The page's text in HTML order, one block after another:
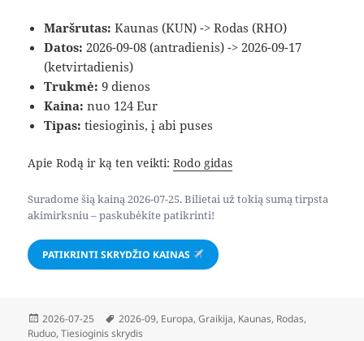
Maršrutas: Kaunas (KUN) -> Rodas (RHO)
Datos: 2026-09-08 (antradienis) -> 2026-09-17
(ketvirtadienis)
Trukmė: 9 dienos
Kaina: nuo 124 Eur
Tipas: tiesioginis, į abi puses
Apie Rodą ir ką ten veikti:Rodo gidas
Suradome šią kainą 2026-07-25. Bilietai už tokią sumą tirpsta
akimirksniu – paskubėkite patikrinti!
PATIKRINTI SKRYDŽIO KAINAS
Paskelbta
2026-07-25 Žymos
2026-09, Europa,Graikija, Kaunas, Rodas,
Ruduo,Tiesioginis skrydis